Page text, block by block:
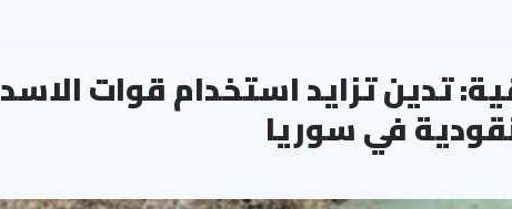
تدين تزايد استخدام قوات الاسد
في سوريا